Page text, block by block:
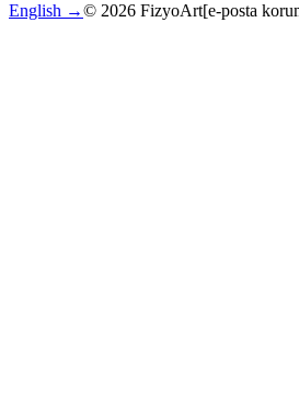
English →© 2026 FizyoArt[e-posta